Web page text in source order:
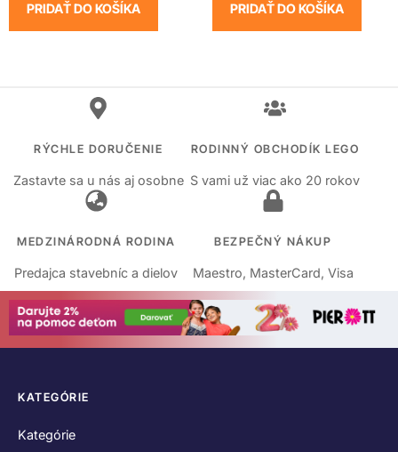
PRIDAŤ DO KOŠÍKA PRIDAŤ DO KOŠÍKA
RÝCHLE DORUČENIE
Zastavte sa u nás aj osobne
RODINNÝ OBCHODÍK LEGO
S vami už viac ako 20 rokov
MEDZINÁRODNÁ RODINA
Predajca stavebníc a dielov
BEZPEČNÝ NÁKUP
Maestro, MasterCard, Visa
KATEGÓRIE
Kategórie